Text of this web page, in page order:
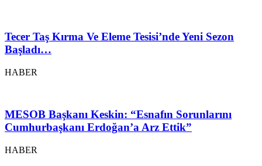
Tecer Taş Kırma Ve Eleme Tesisi’nde Yeni Sezon
Başladı…
HABER
MESOB Başkanı Keskin: “Esnafın Sorunlarını
Cumhurbaşkanı Erdoğan’a Arz Ettik”
HABER